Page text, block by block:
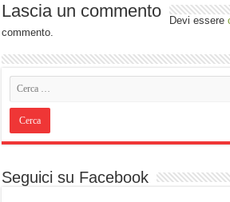
Lascia un commento Devi essere
commento.
Seguici su Facebook